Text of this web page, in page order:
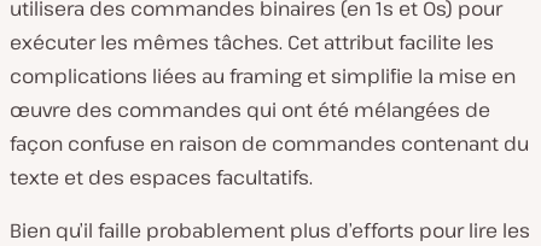
utilisera des commandes binaires (en 1s et 0s) pour
exécuter les mêmes tâches. Cet attribut facilite les
complications liées au framing et simplifie la mise en
œuvre des commandes qui ont été mélangées de
façon confuse en raison de commandes contenant du
texte et des espaces facultatifs.
Bien qu’il faille probablement plus d’efforts pour lire les